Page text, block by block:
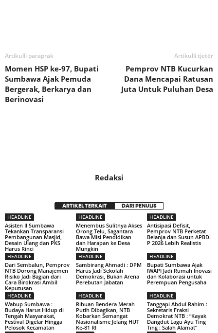
Artikulli paraprak
Momen HSP ke-97, Bupati
Sumbawa Ajak Pemuda
Bergerak, Berkarya dan
Berinovasi
Artikulli tjetër
Pemprov NTB Kucurkan
Dana Mencapai Ratusan
Juta Untuk Puluhan Desa
Redaksi
ARTIKEL TERKAIT DARI PENULIS
HEADLINE
Asisten II Sumbawa
Tekankan Transparansi
Pembangunan Masjid,
Desain Ulang dan PKS
Harus Rinci
HEADLINE
Menembus Sulitnya Akses
Orong Telu, Sagantara
Bawa Misi Pendidikan
dan Harapan ke Desa
Mungkin
HEADLINE
Antisipasi Defisit,
Pemprov NTB Perketat
Belanja dan Susun APBD-
P 2026 Lebih Realistis
HEADLINE
Dari Sembalun, Pemprov
NTB Dorong Manajemen
Risiko Jadi Bagian dari
Cara Birokrasi Ambil
Keputusan
HEADLINE
Sambirang Ahmadi : DPM
Harus Jadi Sekolah
Demokrasi, Bukan Arena
Perebutan Jabatan
HEADLINE
Bupati Sumbawa Ajak
IWAPI Jadi Rumah Inovasi
dan Kolaborasi untuk
Perempuan Pengusaha
HEADLINE
Wabup Sumbawa :
Budaya Harus Hidup di
Tengah Masyarakat,
Festival Digelar Hingga
Pelosok Kecamatan
HEADLINE
Ribuan Bendera Merah
Putih Dibagikan, NTB
Kobarkan Semangat
Nasionalisme Jelang HUT
Ke-81 RI
HEADLINE
Tanggapi Abdul Rahim :
Sekretaris Fraksi
Demokrat NTB : “Kayak
Dangdut Lagu Ayu Ting
Ting : Salah Alamat”